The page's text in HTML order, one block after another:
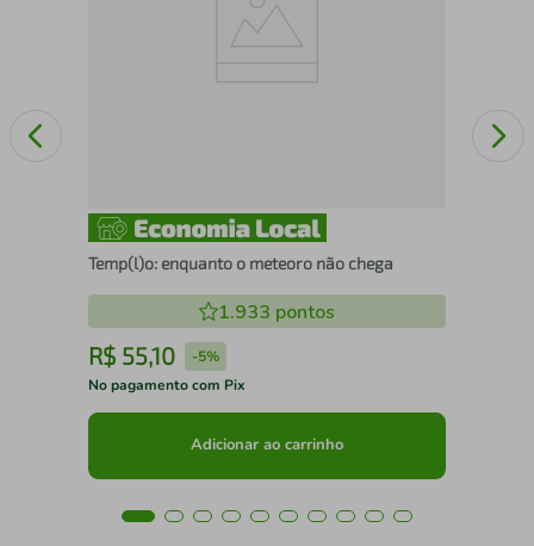
Temp(l)o: enquanto o meteoro não chega
1.933 pontos
R$ 55,10 -5%
No pagamento com Pix
Adicionar ao carrinho